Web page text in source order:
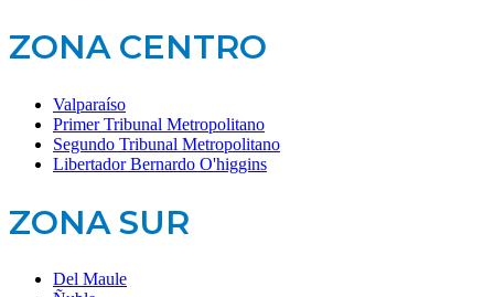
ZONA CENTRO
Valparaíso
Primer Tribunal Metropolitano
Segundo Tribunal Metropolitano
Libertador Bernardo O'higgins
ZONA SUR
Del Maule